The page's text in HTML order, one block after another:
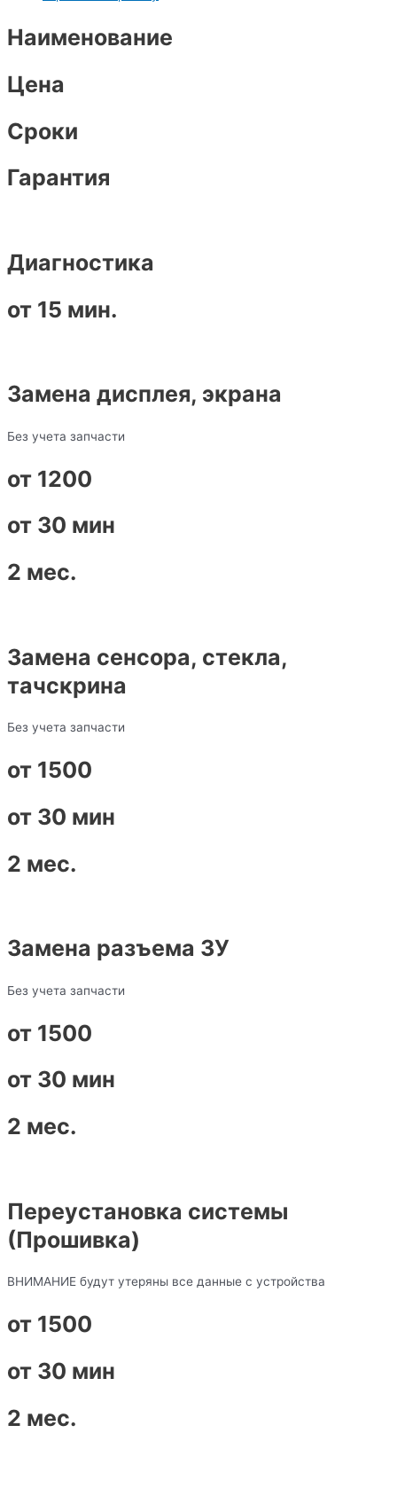
Наименование
Цена
Сроки
Гарантия
Диагностика
от 15 мин.
Замена дисплея, экрана
Без учета запчасти
от 1200
от 30 мин
2 мес.
Замена сенсора, стекла,
тачскрина
Без учета запчасти
от 1500
от 30 мин
2 мес.
Замена разъема ЗУ
Без учета запчасти
от 1500
от 30 мин
2 мес.
Переустановка системы
(Прошивка)
ВНИМАНИЕ будут утеряны все данные с устройства
от 1500
от 30 мин
2 мес.